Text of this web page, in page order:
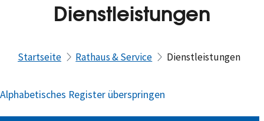
Dienstleistungen
Startseite Rathaus & Service Dienstleistungen
Alphabetisches Register überspringen